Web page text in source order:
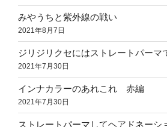
みやうちと紫外線の戦い
2021年8月7日
ジリジリクセにはストレートパーマ
2021年7月30日
インナカラーのあれこれ 赤編
2021年7月30日
ストレートパーマしてヘアドネーシ